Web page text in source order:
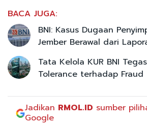
BACA JUGA:
BNI: Kasus Dugaan
Jember Berawal dari
Tata Kelola KUR BNI
Tolerance terhadap Fraud
Jadikan RMOL.ID sumber
Google